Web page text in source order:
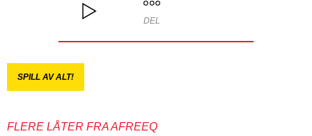
DEL
SPILL AV ALT!
FLERE LÅTER FRA AFREEQ